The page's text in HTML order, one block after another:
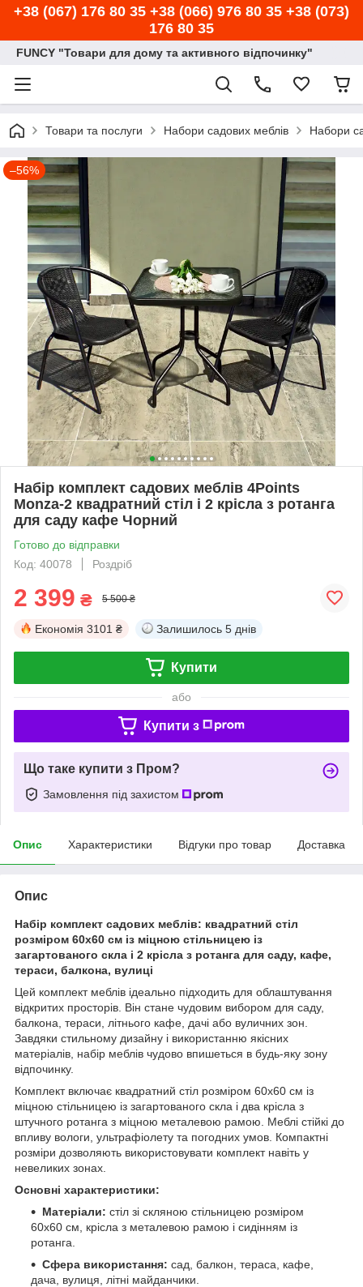
+38 (067) 176 80 35 +38 (066) 976 80 35 +38 (073)
176 80 35
FUNCY "Товари для дому та активного відпочинку"
Товари та послуги Набори садових меблів Набори
–56%
Набір комплект садових меблів 4Points
Monza-2 квадратний стіл і 2 крісла з ротанга
для саду кафе Чорний
Готово до відправки
Код: 40078
Роздріб
2 399 ₴ 5 500 ₴
Економія 3101 ₴ Залишилось 5 днів
Купити
або
Купити з
Що таке купити з Пром?
Замовлення під захистом
Опис Характеристики Відгуки про товар Доставка
Опис
Набір комплект садових меблів: квадратний стіл
розміром 60х60 см із міцною стільницею із
загартованого скла і 2 крісла з ротанга для саду, кафе,
тераси, балкона, вулиці
Цей комплект меблів ідеально підходить для облаштування
відкритих просторів. Він стане чудовим вибором для саду,
балкона, тераси, літнього кафе, дачі або вуличних зон.
Завдяки стильному дизайну і використанню якісних
матеріалів, набір меблів чудово впишеться в будь-яку зону
відпочинку.
Комплект включає квадратний стіл розміром 60х60 см із
міцною стільницею із загартованого скла і два крісла з
штучного ротанга з міцною металевою рамою. Меблі стійкі до
впливу вологи, ультрафіолету та погодних умов. Компактні
розміри дозволяють використовувати комплект навіть у
невеликих зонах.
Основні характеристики:
Матеріали: стіл зі скляною стільницею розміром
60х60 см, крісла з металевою рамою і сидінням із
ротанга.
Сфера використання: сад, балкон, тераса, кафе,
дача, вулиця, літні майданчики.